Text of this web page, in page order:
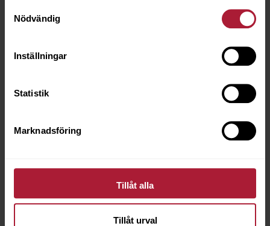
Nödvändig
Inställningar
Statistik
Marknadsföring
Tillåt alla
Tillåt urval